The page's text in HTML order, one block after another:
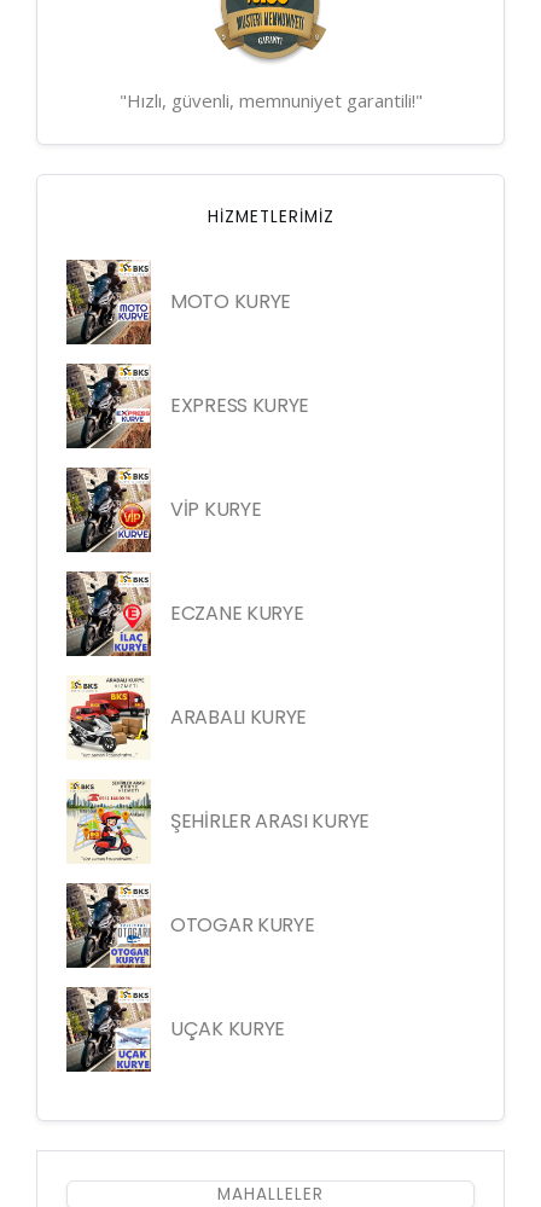
"Hızlı, güvenli, memnuniyet garantili!"
HIZMETLERIMIZ
MOTO KURYE
EXPRESS KURYE
VİP KURYE
ECZANE KURYE
ARABALI KURYE
ŞEHİRLER ARASI KURYE
OTOGAR KURYE
UÇAK KURYE
MAHALLELER